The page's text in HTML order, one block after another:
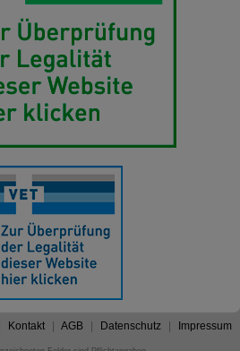
Kontakt AGB Datenschutz Impressum